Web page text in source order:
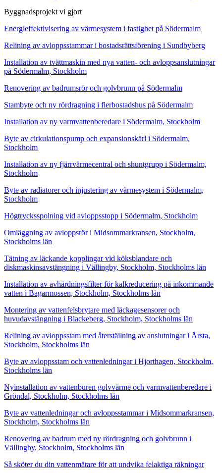
Byggnadsprojekt vi gjort
Energieffektivisering av värmesystem i fastighet på Södermalm
Relining av avloppsstammar i bostadsrättsförening i Sundbyberg
Installation av tvättmaskin med nya vatten- och avloppsanslutningar
på Södermalm, Stockholm
Renovering av badrumsrör och golvbrunn på Södermalm
Stambyte och ny rördragning i flerbostadshus på Södermalm
Installation av ny varmvattenberedare i Södermalm, Stockholm
Byte av cirkulationspump och expansionskärl i Södermalm,
Stockholm
Installation av ny fjärrvärmecentral och shuntgrupp i Södermalm,
Stockholm
Byte av radiatorer och injustering av värmesystem i Södermalm,
Stockholm
Högtrycksspolning vid avloppsstopp i Södermalm, Stockholm
Omläggning av avloppsrör i Midsommarkransen, Stockholm,
Stockholms län
Tätning av läckande kopplingar vid köksblandare och
diskmaskinsavstängning i Vällingby, Stockholm, Stockholms län
Installation av avhärdningsfilter för kalkreducering på inkommande
vatten i Bagarmossen, Stockholm, Stockholms län
Montering av vattenfelsbrytare med läckagesensorer och
huvudavstängning i Blackeberg, Stockholm, Stockholms län
Relining av avloppsstam med återställning av anslutningar i Årsta,
Stockholm, Stockholms län
Byte av avloppsstam och vattenledningar i Hjorthagen, Stockholm,
Stockholms län
Nyinstallation av vattenburen golvvärme och varmvattenberedare i
Gröndal, Stockholm, Stockholms län
Byte av vattenledningar och avloppsstammar i Midsommarkransen,
Stockholm, Stockholms län
Renovering av badrum med ny rördragning och golvbrunn i
Vällingby, Stockholm, Stockholms län
Så sköter du din vattenmätare för att undvika felaktiga räkningar